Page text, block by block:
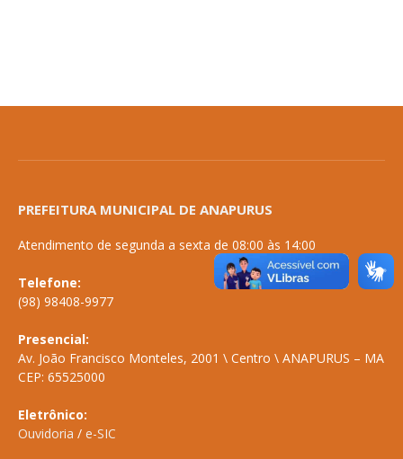
PREFEITURA MUNICIPAL DE ANAPURUS
Atendimento de segunda a sexta de 08:00 às 14:00
Telefone:
(98) 98408-9977
Presencial:
Av. João Francisco Monteles, 2001 \ Centro \ ANAPURUS – MA
CEP: 65525000
Eletrônico:
Ouvidoria / e-SIC